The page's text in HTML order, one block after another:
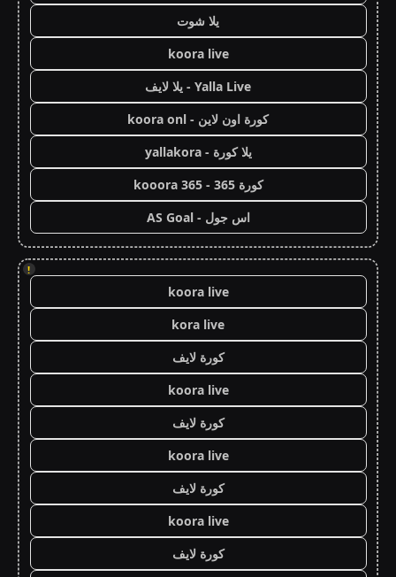
يلا شوت
koora live
Yalla Live - يلا لايف
كورة اون لاين - koora onl
يلا كورة - yallakora
كورة 365 - kooora 365
اس جول - AS Goal
!
koora live
kora live
كورة لايف
koora live
كورة لايف
koora live
كورة لايف
koora live
كورة لايف